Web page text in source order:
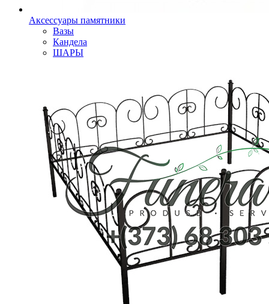
Аксессуары памятники
Вазы
Кандела
ШАРЫ